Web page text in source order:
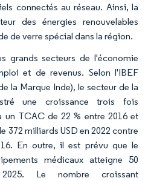
connectés au réseau. Ainsi, la
des énergies renouvelables
de verre spécial dans la région.
grands secteurs de l'économie
et de revenus. Selon l'IBEF
la Marque Inde), le secteur de la
une croissance trois fois
un TCAC de 22 % entre 2016 et
372 milliards USD en 2022 contre
En outre, il est prévu que le
médicaux atteigne 50
Le nombre croissant